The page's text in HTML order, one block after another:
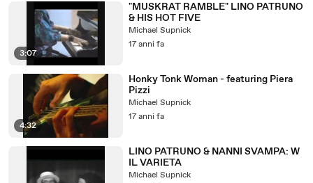
3:07
"MUSKRAT RAMBLE" LINO PATRUNO
& HIS HOT FIVE
Michael Supnick
17 anni fa
4:32
Honky Tonk Woman - featuring Piera
Pizzi
Michael Supnick
17 anni fa
LINO PATRUNO & NANNI SVAMPA: W
IL VARIETA
Michael Supnick